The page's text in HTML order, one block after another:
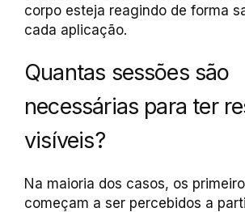
corpo esteja reagindo de forma
cada aplicação.
Quantas sessões são
necessárias para ter
visíveis?
Na maioria dos casos, os
começam a ser percebidos a